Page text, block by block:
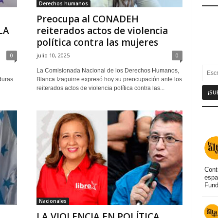
0
Derechos humanos
Preocupa al CONADEH
reiterados actos de violencia
política contra las mujeres
julio 10, 2025 0
La Comisionada Nacional de los Derechos Humanos,
Blanca Izaguirre expresó hoy su preocupación ante los
reiterados actos de violencia política contra las...
Nacionales